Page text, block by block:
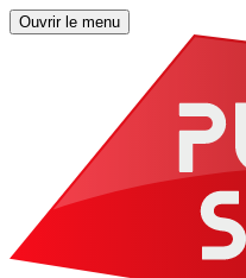
Ouvrir le menu